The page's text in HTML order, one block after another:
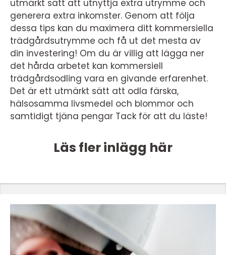
utmärkt sätt att utnyttja extra utrymme och
generera extra inkomster. Genom att följa
dessa tips kan du maximera ditt kommersiella
trädgårdsutrymme och få ut det mesta av
din investering! Om du är villig att lägga ner
det hårda arbetet kan kommersiell
trädgårdsodling vara en givande erfarenhet.
Det är ett utmärkt sätt att odla färska,
hälsosamma livsmedel och blommor och
samtidigt tjäna pengar Tack för att du läste!
Läs fler inlägg här